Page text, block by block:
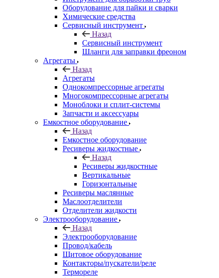
Оборудование для пайки и сварки
Химические средства
Сервисный инструмент
Назад
Сервисный инструмент
Шланги для заправки фреоном
Агрегаты
Назад
Агрегаты
Однокомпрессорные агрегаты
Многокомпрессорные агрегаты
Моноблоки и сплит-системы
Запчасти и аксессуары
Емкостное оборудование
Назад
Емкостное оборудование
Ресиверы жидкостные
Назад
Ресиверы жидкостные
Вертикальные
Горизонтальные
Ресиверы маслянные
Маслоотделители
Отделители жидкости
Электрооборудование
Назад
Электрооборудование
Провод/кабель
Щитовое оборудование
Контакторы/пускатели/реле
Термореле